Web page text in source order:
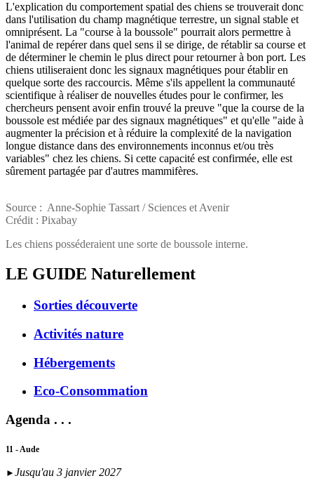
L'explication du comportement spatial des chiens se trouverait donc
dans l'utilisation du champ magnétique terrestre, un signal stable et
omniprésent. La "course à la boussole" pourrait alors permettre à
l'animal de repérer dans quel sens il se dirige, de rétablir sa course et
de déterminer le chemin le plus direct pour retourner à bon port. Les
chiens utiliseraient donc les signaux magnétiques pour établir en
quelque sorte des raccourcis. Même s'ils appellent la communauté
scientifique à réaliser de nouvelles études pour le confirmer, les
chercheurs pensent avoir enfin trouvé la preuve "que la course de la
boussole est médiée par des signaux magnétiques" et qu'elle "aide à
augmenter la précision et à réduire la complexité de la navigation
longue distance dans des environnements inconnus et/ou très
variables" chez les chiens. Si cette capacité est confirmée, elle est
sûrement partagée par d'autres mammifères.
Source : Anne-Sophie Tassart / Sciences et Avenir
Crédit : Pixabay
Les chiens posséderaient une sorte de boussole interne.
LE GUIDE Naturellement
Sorties découverte
Activités nature
Hébergements
Eco-Consommation
Agenda . . .
11 - Aude
► Jusqu'au 3 janvier 2027